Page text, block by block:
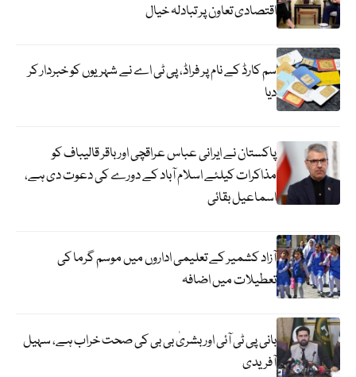
اقتصادی تعاون پر تبادلہ خیال
سم کارڈ کے نام پر فراڈ، پی ٹی اے نے شہریوں کو خبردار کر
دیا
پاکستان نے ایرانی عباس عراقچی اورباقر قالیباف کو
مذاکرات کیلئے اسلام آباد کے دورے کی دعوت دی ہے،
اسماعیل بقائی
آزاد کشمیر کے تعلیمی اداروں میں موسم گرما کی
تعطیلات میں اضافہ
بانی پی ٹی آئی اور بشریٰ بی بی کی صحت خراب ہے، سہیل
آفریدی